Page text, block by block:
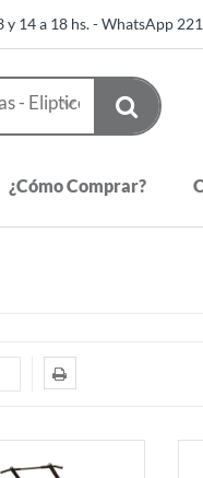
y 14 a 18 hs. - WhatsApp
¿Cómo Comprar?